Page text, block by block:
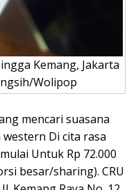
Kemang, Jakarta
Wolipop
mencari suasana
Di cita rasa
Untuk Rp 72.000
besar/sharing). CRU